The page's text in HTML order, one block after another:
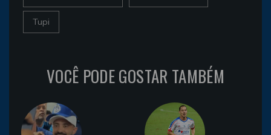
Tupi
VOCÊ PODE GOSTAR TAMBÉM